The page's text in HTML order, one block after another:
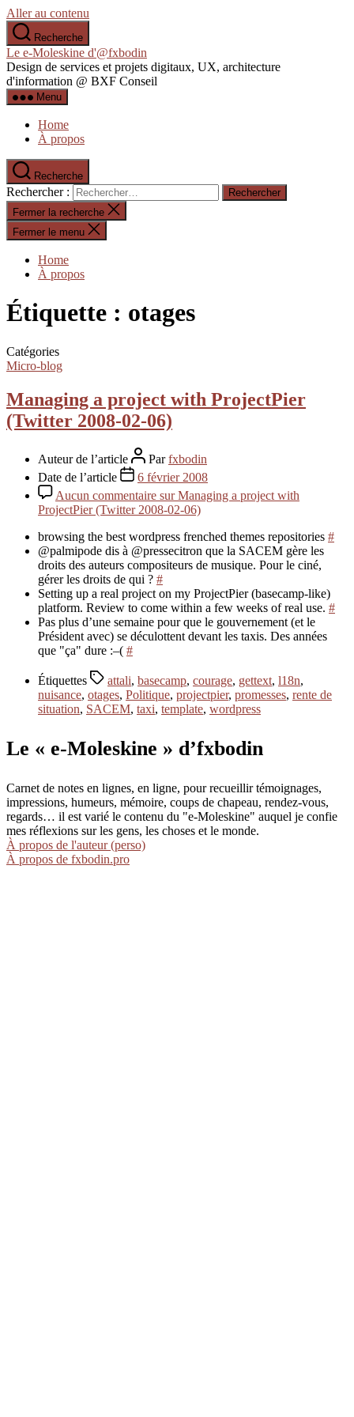
Aller au contenu
Recherche
Le e-Moleskine d'@fxbodin
Design de services et projets digitaux, UX, architecture
d'information @ BXF Conseil
Menu
Home
À propos
Recherche
Rechercher :
Fermer la recherche
Fermer le menu
Home
À propos
Étiquette : otages
Catégories
Micro-blog
Managing a project with ProjectPier
(Twitter 2008-02-06)
Auteur de l’article Parfxbodin
Date de l’article
6 février 2008
Aucun commentaire sur Managing a project with
ProjectPier (Twitter 2008-02-06)
browsing the best wordpress frenched themes repositories #
@palmipode dis à @pressecitron que la SACEM gère les
droits des auteurs compositeurs de musique. Pour le ciné,
gérer les droits de qui ? #
Setting up a real project on my ProjectPier (basecamp-like)
platform. Review to come within a few weeks of real use. #
Pas plus d’une semaine pour que le gouvernement (et le
Président avec) se déculottent devant les taxis. Des années
que "ça" dure :–( #
Étiquettes attali, basecamp, courage, gettext, l18n,
nuisance, otages, Politique, projectpier, promesses, rente de
situation, SACEM, taxi, template, wordpress
Le « e-Moleskine » d’fxbodin
Carnet de notes en lignes, en ligne, pour recueillir témoignages,
impressions, humeurs, mémoire, coups de chapeau, rendez-vous,
regards… il est varié le contenu du "e-Moleskine" auquel je confie
mes réflexions sur les gens, les choses et le monde.
À propos de l'auteur (perso)
À propos de fxbodin.pro